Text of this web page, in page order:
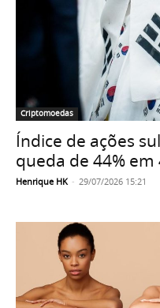
Criptomoedas
Índice de ações
queda de 44% em
Henrique HK - 29/07/2026 15:21